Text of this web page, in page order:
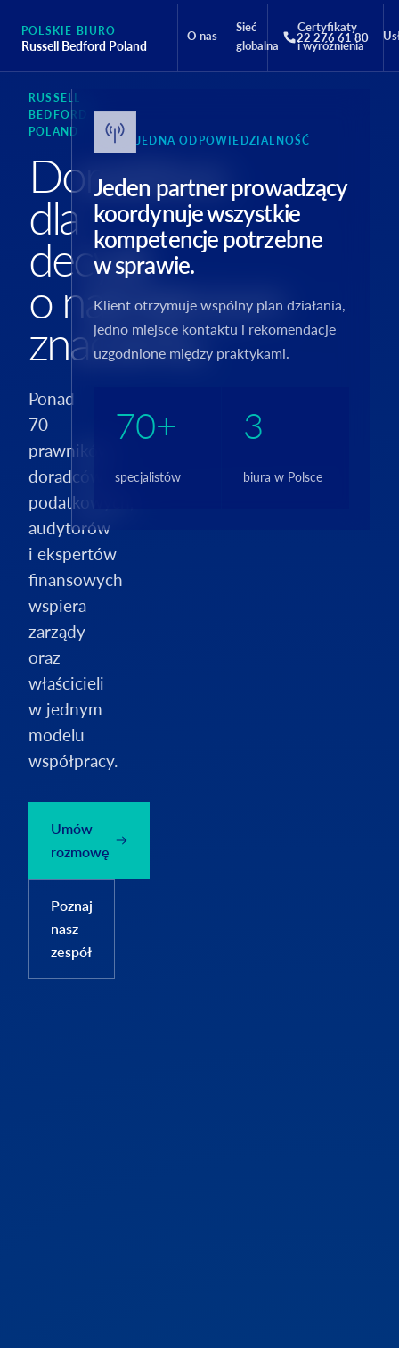
POLSKIE BIURO
Russell Bedford Poland
O nas
Sieć
globalna
Certyfikaty
i wyróżnienia
22 276 61 80
RUSSELL
BEDFORD
POLAND
Doradztwo
dla
decyzji
o największym
znaczeniu.
Ponad
70
prawników,
doradców
podatkowych,
audytorów
i ekspertów
finansowych
wspiera
zarządy
oraz
właścicieli
w jednym
modelu
współpracy.
Umów
rozmowę
Poznaj
nasz
zespół
JEDNA ODPOWIEDZIALNOŚĆ
Jeden partner prowadzący
koordynuje wszystkie
kompetencje potrzebne
w sprawie.
Klient otrzymuje wspólny plan działania,
jedno miejsce kontaktu i rekomendacje
uzgodnione między praktykami.
70+
specjalistów
3
biura w Polsce